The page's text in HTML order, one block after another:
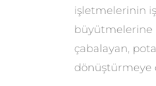
işletmelerinin
büyütmelerine
çabalayan,
dönüştürmeye